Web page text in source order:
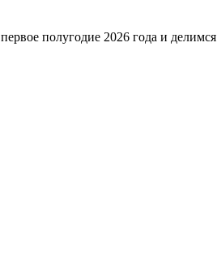
полугодие 2026 года и делимся